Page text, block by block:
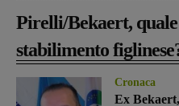
Pirelli/Bekaert,
stabilimento
Cronaca
Ex